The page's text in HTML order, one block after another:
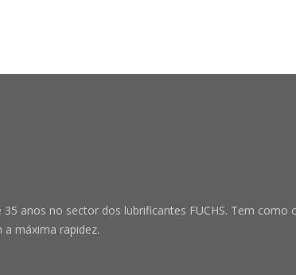
anos no sector dos lubrificantes FUCHS. Tem
máxima rapidez.